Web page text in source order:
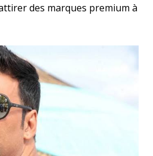
des marques premium à